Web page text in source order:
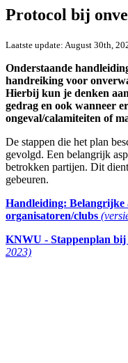
Protocol bij
Laatste update: August 30th,
Onderstaande
handreiking voor
Hierbij kun je denken
gedrag en ook wanneer
ongeval/calamiteiten of
De stappen die het plan
gevolgd. Een belangrijk
betrokken partijen. Dit
gebeuren.
Handleiding: Belangrijke
organisatoren/clubs (
KNWU - Stappenplan bij
2023)